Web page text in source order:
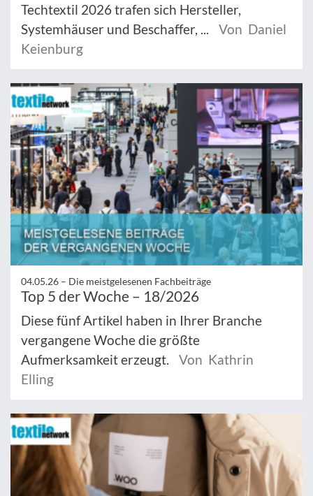
Techtextil 2026 trafen sich Hersteller,
Systemhäuser und Beschaffer, ...
Von Daniel
Keienburg
04.05.26 – Die meistgelesenen Fachbeiträge
Top 5 der Woche – 18/2026
Diese fünf Artikel haben in Ihrer Branche
vergangene Woche die größte
Aufmerksamkeit erzeugt.
Von Kathrin
Elling